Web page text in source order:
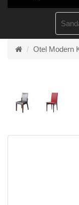
Otel Modern